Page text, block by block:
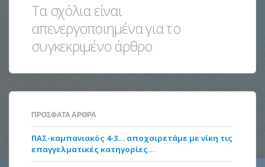
Τα σχόλια είναι
απενεργοποιημένα για το
συγκεκριμένο άρθρο
ΠΡΌΣΦΑΤΑ ΆΡΘΡΑ
ΠΑΣ-καμπανιακός 4-3… αποχαιρετάμε με νίκη τις
επαγγελματικές κατηγορίες…